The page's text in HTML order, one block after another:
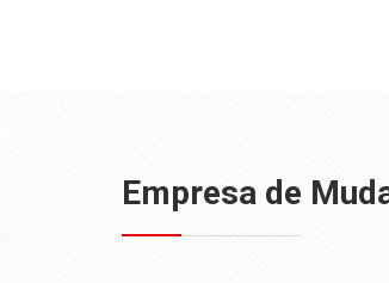
Empresa de